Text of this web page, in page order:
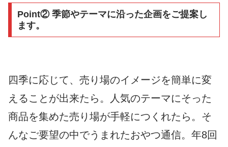
Point② 季節やテーマに沿った企画をご提案し
ます。
四季に応じて、売り場のイメージを簡単に変
えることが出来たら。人気のテーマにそった
商品を集めた売り場が手軽につくれたら。そ
んなご要望の中でうまれたおやつ通信。年8回